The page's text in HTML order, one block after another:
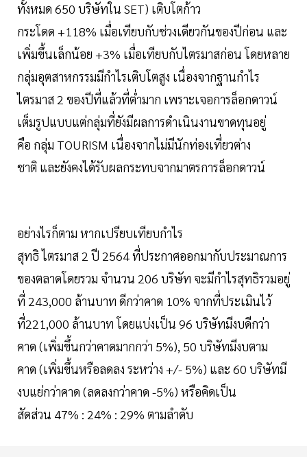
ทั้งหมด 650 บริษัทใน SET) เติบโตก้าว
กระโดด +118% เมื่อเทียบกับช่วงเดียวกันของปีก่อน และ
เพิ่มขึ้นเล็กน้อย +3% เมื่อเทียบกับไตรมาสก่อน โดยหลาย
กลุ่มอุตสาหกรรมมีกำไรเติบโตสูง เนื่องจากฐานกำไร
ไตรมาส 2 ของปีที่แล้วที่ต่ำมาก เพราะเจอการล็อกดาวน์
เต็มรูปแบบแต่กลุ่มที่ยังมีผลการดำเนินงานขาดทุนอยู่
คือ กลุ่ม TOURISM เนื่องจากไม่มีนักท่องเที่ยวต่าง
ชาติ และยังคงได้รับผลกระทบจากมาตรการล็อกดาวน์
อย่างไรก็ตาม หากเปรียบเทียบกำไร
สุทธิ ไตรมาส 2 ปี 2564 ที่ประกาศออกมากับประมาณการ
ของตลาดโดยรวม จำนวน 206 บริษัท จะมีกำไรสุทธิรวมอยู่
ที่ 243,000 ล้านบาท ดีกว่าคาด 10% จากที่ประเมินไว้
ที่221,000 ล้านบาท โดยแบ่งเป็น 96 บริษัทมีงบดีกว่า
คาด (เพิ่มขึ้นกว่าคาดมากกว่า 5%), 50 บริษัทมีงบตาม
คาด (เพิ่มขึ้นหรือลดลง ระหว่าง +/- 5%) และ 60 บริษัทมี
งบแย่กว่าคาด (ลดลงกว่าคาด -5%) หรือคิดเป็น
สัดส่วน 47% : 24% : 29% ตามลำดับ